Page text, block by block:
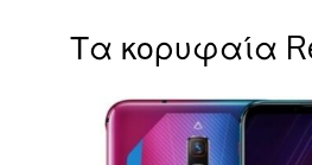
Τα κορυφαία